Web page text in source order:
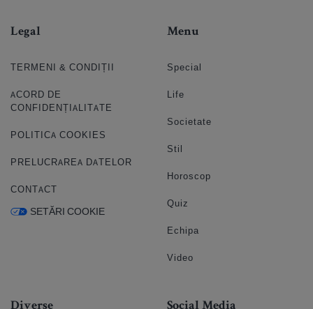
Legal
TERMENI & CONDIȚII
ACORD DE
CONFIDENȚIALITATE
POLITICA COOKIES
PRELUCRAREA DATELOR
CONTACT
SETĂRI COOKIE
Menu
Special
Life
Societate
Stil
Horoscop
Quiz
Echipa
Video
Diverse Social Media